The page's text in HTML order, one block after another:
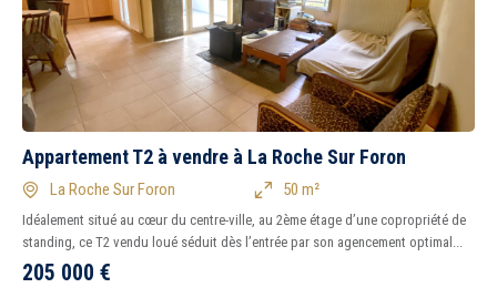
Appartement T2 à vendre à La Roche Sur Foron
La Roche Sur Foron 50 m²
Idéalement situé au cœur du centre-ville, au 2ème étage d’une copropriété de
standing, ce T2 vendu loué séduit dès l’entrée par son agencement optimal...
205 000 €